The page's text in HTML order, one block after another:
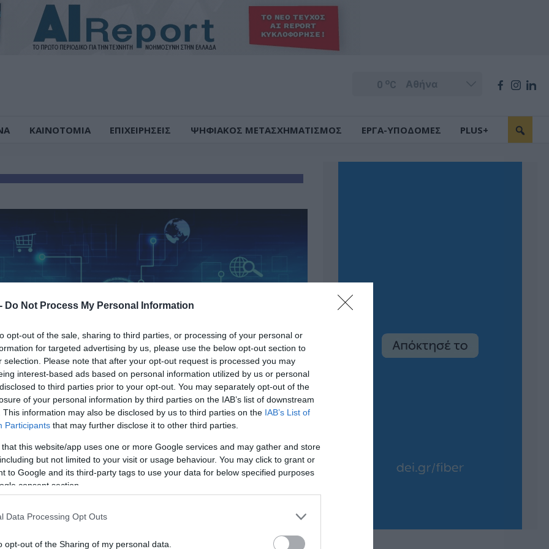
Do Not Process My Personal Information
opt-out of the sale, sharing to third parties, or processing of your personal or
for targeted advertising by us, please use the below opt-out section to
selection. Please note that after your opt-out request is processed you may
interest-based ads based on personal information utilized by us or personal
to third parties prior to your opt-out. You may separately opt-out of the
of your personal information by third parties on the IAB’s list of downstream
This information may also be disclosed by us to third parties on the IAB’s List of
Participants that may further disclose it to other third parties.
that this website/app uses one or more Google services and may gather and store
but not limited to your visit or usage behaviour. You may click to grant or
to Google and its third-party tags to use your data for below specified purposes
consent section.
Data Processing Opt Outs
opt-out of the Sharing of my personal data.
0 oC
ΚΑΙΝΟΤΟΜΙΑ ΕΠΙΧΕΙΡΗΣΕΙΣ ΨΗΦΙΑΚΟΣ ΜΕΤΑΣΧΗΜΑΤΙΣΜΟΣ ΕΡΓΑ-ΥΠΟΔΟΜΕΣ PLUS+